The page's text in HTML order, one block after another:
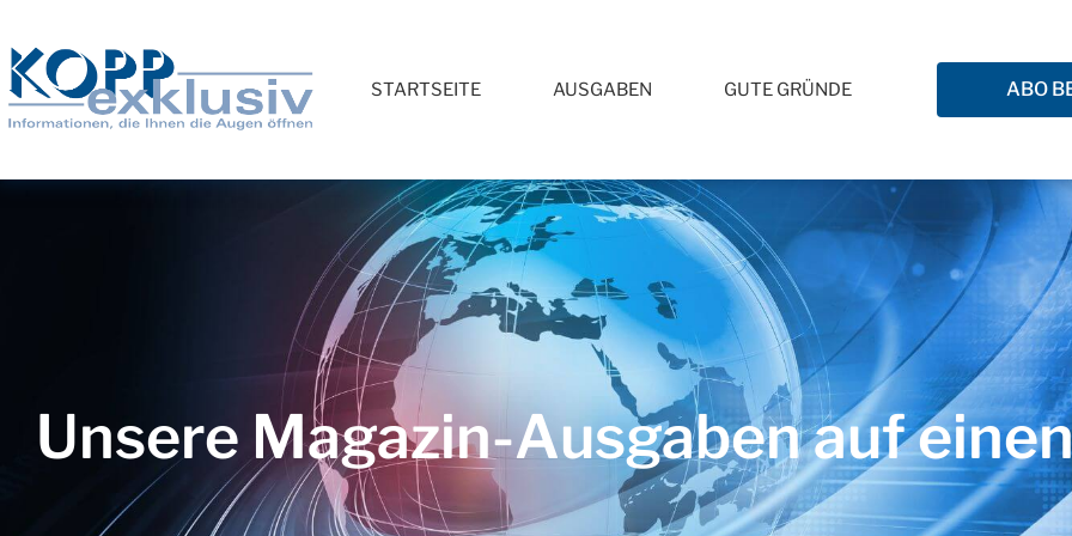
STARTSEITE AUSGABEN GUTE GRÜNDE ABO
Unsere Magazin-Ausgaben auf